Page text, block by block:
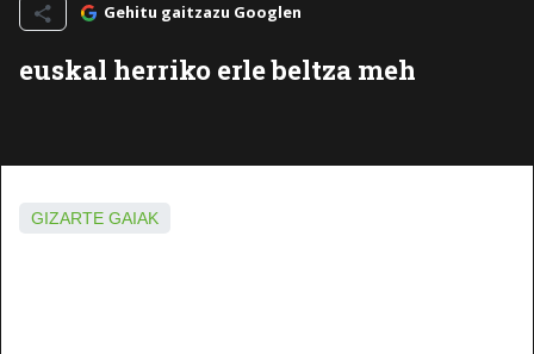
Gehitu gaitzazu Googlen
euskal herriko erle beltza meh
GIZARTE GAIAK